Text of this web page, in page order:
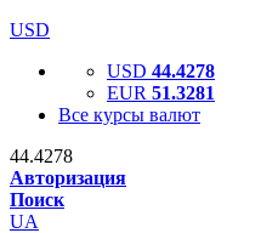
USD
USD 44.4278
EUR 51.3281
Все курсы валют
44.4278
Авторизация
Поиск
UA